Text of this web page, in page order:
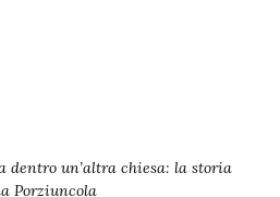
dentro un’altra chiesa: la storia
Porziuncola